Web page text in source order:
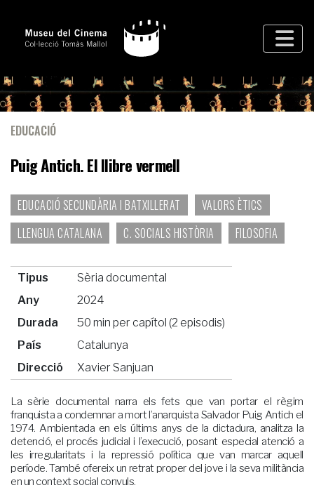
EDUCACIÓ
Puig Antich. El llibre vermell
EDUCACIÓ SECUNDÀRIA I BATXILLERAT
VALORS ÈTICS
LLENGUA CATALANA
C. SOCIALS HISTÒRIA FILOSOFIA
Tipus
Sèria documental
Any
2024
Durada
50 min per capítol (2 episodis)
País
Catalunya
Direcció
Xavier Sanjuan
La sèrie documental narra els fets que van portar el règim
franquista a condemnar a mort l’anarquista Salvador Puig Antich el
1974. Ambientada en els últims anys de la dictadura, analitza la
detenció, el procés judicial i l’execució, posant especial atenció a
les irregularitats i la repressió política que van marcar aquell
període. També ofereix un retrat proper del jove i la seva militància
en un context social convuls.